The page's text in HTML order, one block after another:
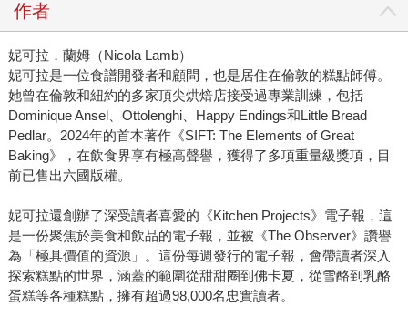
作者
妮可拉．蘭姆（Nicola Lamb）
妮可拉是一位食譜開發者和顧問，也是居住在倫敦的糕點師傅。
她曾在倫敦和紐約的多家頂尖烘焙店接受過專業訓練，包括
Dominique Ansel、Ottolenghi、Happy Endings和Little Bread
Pedlar。2024年的首本著作《SIFT: The Elements of Great
Baking》，在飲食界享有極高聲譽，獲得了多項重量級獎項，目
前已售出六國版權。
妮可拉還創辦了深受讀者喜愛的《Kitchen Projects》電子報，這
是一份聚焦於美食和飲品的電子報，並被《The Observer》讚譽
為「極具價值的資源」。這份每週發行的電子報，會帶讀者深入
探索糕點的世界，涵蓋的範圍從甜甜圈到佛卡夏，從雪酪到乳酪
蛋糕等各種糕點，擁有超過98,000名忠實讀者。